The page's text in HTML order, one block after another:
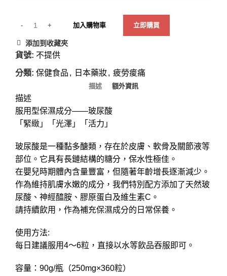
加入購物車 立即購買
添加到收藏夾
貨號: 不提供
分類: 保健食品 , 日本藥妝, 疲勞痠痛
描述 額外資訊
描述
服用型保濕成分——玻尿酸
「緊緻」「光澤」「活力」
玻尿酸是一種黏多醣類，存在於皮膚、軟骨及關節液等
部位。它具有長鏈結構的糖分，保水性極佳。
在嬰兒時期體內含量豐富，但隨著年齡增長逐漸減少。
作為維持肌膚水嫩的成分，我們特別配方添加了天然玻
尿酸、神經醯胺、膠原蛋白及維生素C。
請持續飲用，作為補充保濕成分的日常保養。
使用方法:
每日建議服用4～6粒，直接以水等飲品吞服即可。
容量：90g/瓶（250mg×360粒）